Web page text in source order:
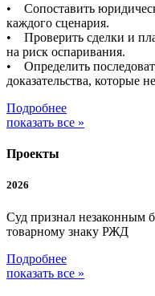
• Сопоставить
каждого сценария.
• Проверить сделки и
на риск оспаривания.
• Определить
доказательства, которые
Подробнее
показать все »
Проекты
2026
Суд признал незаконным
товарному знаку РЖД
Подробнее
показать все »